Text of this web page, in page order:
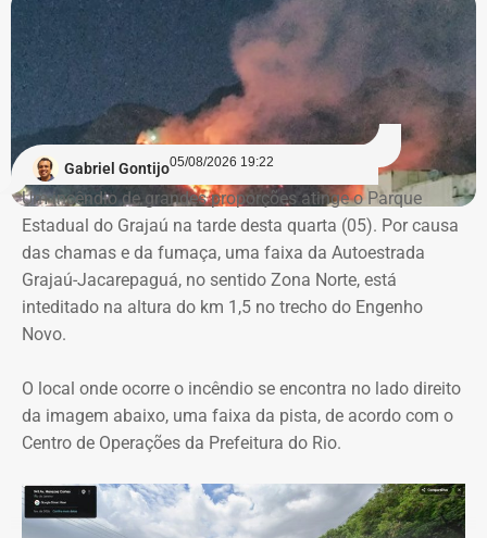
Declaração de bens de Vinícius Cozzolino em 2022 — Foto:
Reprodução/Divulgacand
planejamento, julgamento e fiscalização do contrato,
comprometendo a segregação de funções.
A auditoria também aponta indícios de restrição à
competitividade da licitação, observados pela baixa
variação entre as propostas apresentadas pelas
empresas concorrentes, além de falhas na elaboração do
termo de referência.
Outro ponto que chamou a atenção dos técnicos foi a
ausência de critérios objetivos para justificar a
contratação da equipe prevista. Em uma das fases do
projeto, o contrato estimava a atuação de 76
superior a R$ 28 mil. Em alguns casos, como o de
consultores especializados, os valores chegavam a quase
R$ 75 mil por profissional, sem que houvesse justificativa
Gabriel Gontijo05/08/2026 19:22
Um incêndio de grandes proporções atinge o Parque
Estadual do Grajaú na tarde desta quarta (05). Por causa
das chamas e da fumaça, uma faixa da Autoestrada
Grajaú-Jacarepaguá, no sentido Zona Norte, está
inteditado na altura do km 1,5 no trecho do Engenho
Novo.
O local onde ocorre o incêndio se encontra no lado direito
da imagem abaixo, uma faixa da pista, de acordo com o
Centro de Operações da Prefeitura do Rio.